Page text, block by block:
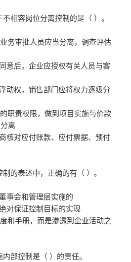
相容岗位分离控制的是（ ）。
务审批人员应当分离，调查评估
意后，企业应授权有关人员与客
动权，销售部门应将权力逐级分
职责权限，做到项目实施与价款
离
核对应付账款、应付票据、预付
的表述中，正确的有（ ）。
事会和管理层实施的
对保证控制目标的实现
和手册，而是渗透到企业活动之
部控制是（ ）的责任。